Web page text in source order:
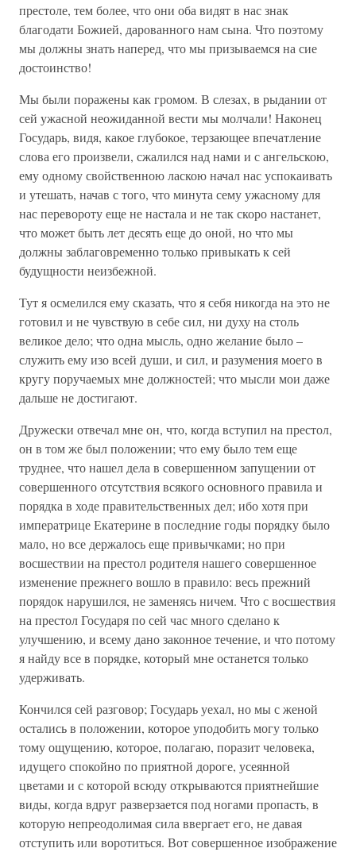
престоле, тем более, что они оба видят в нас знак
благодати Божией, дарованного нам сына. Что поэтому
мы должны знать наперед, что мы призываемся на сие
достоинство!
Мы были поражены как громом. В слезах, в рыдании от
сей ужасной неожиданной вести мы молчали! Наконец
Государь, видя, какое глубокое, терзающее впечатление
слова его произвели, сжалился над нами и с ангельскою,
ему одному свойственною ласкою начал нас успокаивать
и утешать, начав с того, что минута сему ужасному для
нас перевороту еще не настала и не так скоро настанет,
что может быть лет десять еще до оной, но что мы
должны заблаговременно только привыкать к сей
будущности неизбежной.
Тут я осмелился ему сказать, что я себя никогда на это не
готовил и не чувствую в себе сил, ни духу на столь
великое дело; что одна мысль, одно желание было –
служить ему изо всей души, и сил, и разумения моего в
кругу поручаемых мне должностей; что мысли мои даже
дальше не достигают.
Дружески отвечал мне он, что, когда вступил на престол,
он в том же был положении; что ему было тем еще
труднее, что нашел дела в совершенном запущении от
совершенного отсутствия всякого основного правила и
порядка в ходе правительственных дел; ибо хотя при
императрице Екатерине в последние годы порядку было
мало, но все держалось еще привычками; но при
восшествии на престол родителя нашего совершенное
изменение прежнего вошло в правило: весь прежний
порядок нарушился, не заменясь ничем. Что с восшествия
на престол Государя по сей час много сделано к
улучшению, и всему дано законное течение, и что потому
я найду все в порядке, который мне останется только
удерживать.
Кончился сей разговор; Государь уехал, но мы с женой
остались в положении, которое уподобить могу только
тому ощущению, которое, полагаю, поразит человека,
идущего спокойно по приятной дороге, усеянной
цветами и с которой всюду открываются приятнейшие
виды, когда вдруг разверзается под ногами пропасть, в
которую непреодолимая сила ввергает его, не давая
отступить или воротиться. Вот совершенное изображение